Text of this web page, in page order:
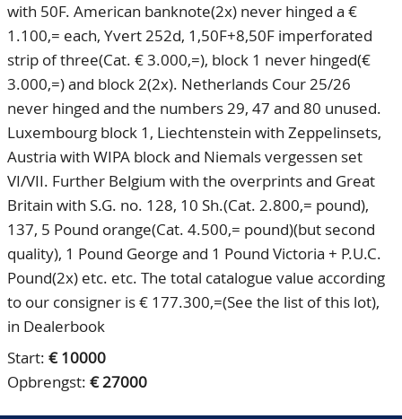
with 50F. American banknote(2x) never hinged a €
1.100,= each, Yvert 252d, 1,50F+8,50F imperforated
strip of three(Cat. € 3.000,=), block 1 never hinged(€
3.000,=) and block 2(2x). Netherlands Cour 25/26
never hinged and the numbers 29, 47 and 80 unused.
Luxembourg block 1, Liechtenstein with Zeppelinsets,
Austria with WIPA block and Niemals vergessen set
VI/VII. Further Belgium with the overprints and Great
Britain with S.G. no. 128, 10 Sh.(Cat. 2.800,= pound),
137, 5 Pound orange(Cat. 4.500,= pound)(but second
quality), 1 Pound George and 1 Pound Victoria + P.U.C.
Pound(2x) etc. etc. The total catalogue value according
to our consigner is € 177.300,=(See the list of this lot),
in Dealerbook
Start: € 10000
Opbrengst: € 27000